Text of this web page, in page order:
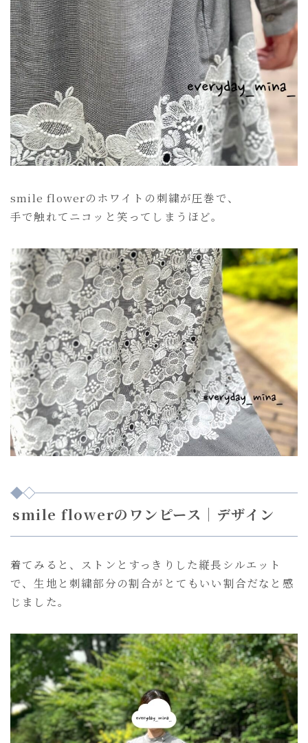
smile flowerのホワイトの刺繍が圧巻で、
手で触れてニコッと笑ってしまうほど。
smile flowerのワンピース｜デザイン
着てみると、ストンとすっきりした縦長シルエット
で、生地と刺繍部分の割合がとてもいい割合だなと感
じました。